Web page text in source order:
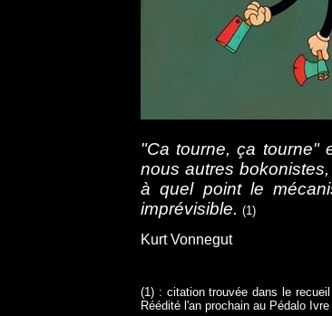
"Ca tourne, ça tourne"
nous autres
à quel point le
imprévisible. (1)
Kurt Vonnegut
(1) : citation trouvée dans le
Réédité l'an prochain au Pédalo Ivre